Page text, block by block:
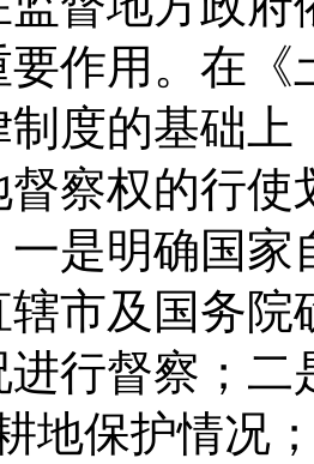
要作用。在《
制度的基础
督察权的行
一是明确国
辖市及国务
进行督察；二
耕地保护情况